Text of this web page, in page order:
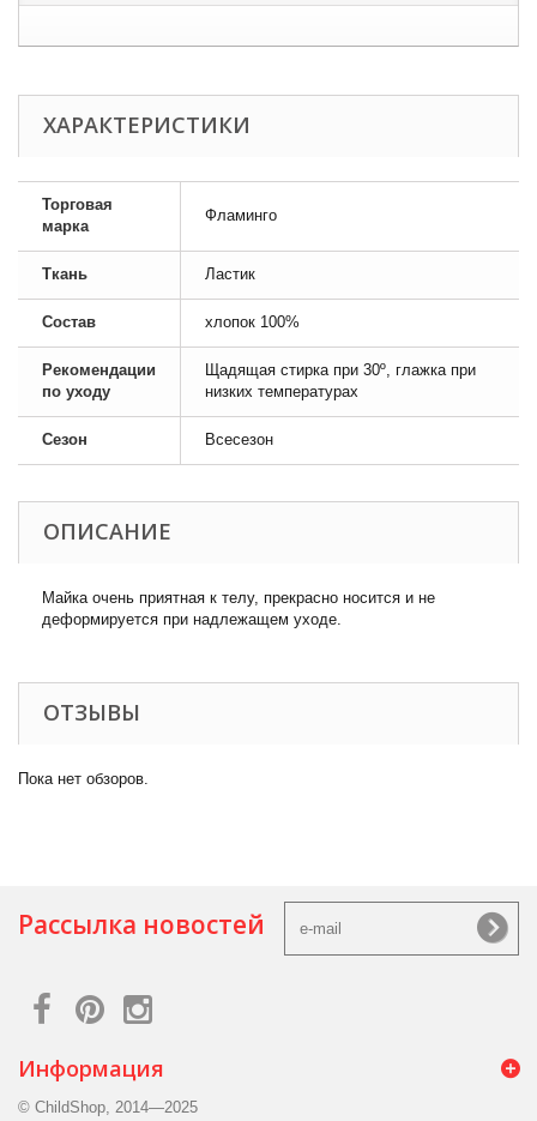
ХАРАКТЕРИСТИКИ
Торговая
марка
Фламинго
Ткань Ластик
Состав хлопок 100%
Рекомендации
по уходу
Щадящая стирка при 30º, глажка при
низких температурах
Сезон Всесезон
ОПИСАНИЕ
Майка очень приятная к телу, прекрасно носится и не
деформируется при надлежащем уходе.
ОТЗЫВЫ
Пока нет обзоров.
Рассылка новостей
Информация
© ChildShop, 2014—2025